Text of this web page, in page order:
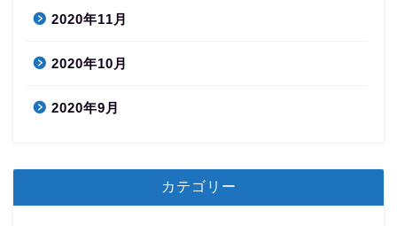
2020年11月
2020年10月
2020年9月
カテゴリー